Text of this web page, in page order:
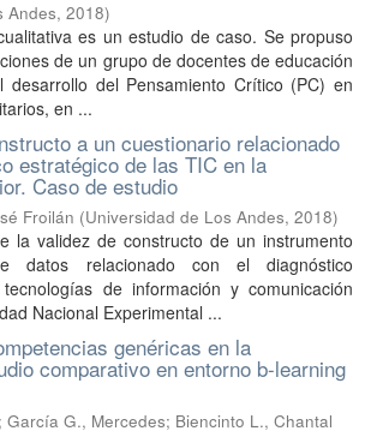
Andes, 2018)
es un estudio de caso. Se propuso
de un grupo de docentes de educación
desarrollo del Pensamiento Crítico (PC) en
en ...
a un cuestionario relacionado
estratégico de las TIC en la
Caso de estudio
Froilán (Universidad de Los Andes, 2018)
la validez de constructo de un instrumento
datos relacionado con el diagnóstico
de información y comunicación
Nacional Experimental ...
genéricas en la
comparativo en entorno b-learning
; García G., Mercedes; Biencinto L., Chantal